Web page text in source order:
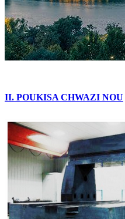
II. POUKISA CHWAZI NOU